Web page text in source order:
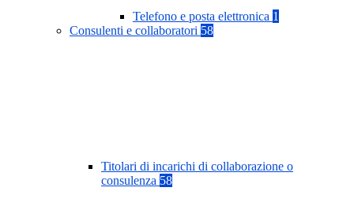
Telefono e posta elettronica 1
Consulenti e collaboratori 58
Titolari di incarichi di collaborazione o
consulenza 58